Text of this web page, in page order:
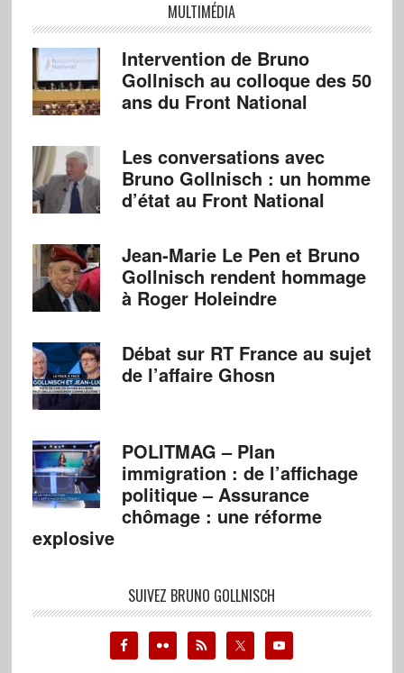
MULTIMÉDIA
Intervention de Bruno
Gollnisch au colloque des 50
ans du Front National
Les conversations avec
Bruno Gollnisch : un homme
d’état au Front National
Jean-Marie Le Pen et Bruno
Gollnisch rendent hommage
à Roger Holeindre
Débat sur RT France au sujet
de l’affaire Ghosn
POLITMAG – Plan
immigration : de l’affichage
politique – Assurance
chômage : une réforme
explosive
SUIVEZ BRUNO GOLLNISCH